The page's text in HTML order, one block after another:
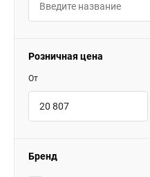
Розничная цена
От
Бренд